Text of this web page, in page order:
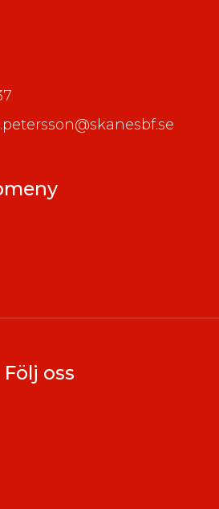
Följ oss